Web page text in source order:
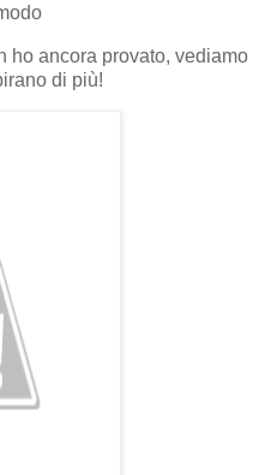
ho ancora provato, vediamo
di più!